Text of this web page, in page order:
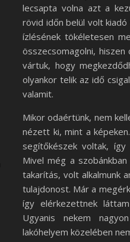
lecsapta volna azt a
rövid időn belül volt
ízlésének tökéletesen
összecsomagolni,
vártuk, hogy
olyankor telik az idő
valamit.
Mikor odaértünk, nem
nézett ki, mint a
segítőkészek voltak,
Mivel még a
takarítás, volt alkalmunk
tulajdonost. Már a
így elérkezettnek
Ugyanis nekem
lakóhelyem közelében